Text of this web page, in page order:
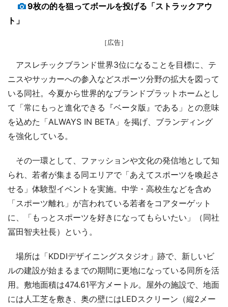
9枚の的を狙ってボールを投げる「ストラックアウ
ト」
［広告］
アスレチックブランド世界3位になることを目標に、テ
ニスやサッカーへの参入などスポーツ分野の拡大を図って
いる同社。今夏から世界的なブランドプラットホームとし
て「常にもっと進化できる『ベータ版』である」との意味
を込めた「ALWAYS IN BETA」を掲げ、ブランディング
を強化している。
その一環として、ファッションや文化の発信地として知
られ、若者が集まる同エリアで「あえてスポーツを喚起さ
せる」体験型イベントを実施。中学・高校生などを含め
「スポーツ離れ」が言われている若者をコアターゲット
に、「もっとスポーツを好きになってもらいたい」（同社
冨田智夫社長）という。
場所は「KDDIデザイニングスタジオ」跡で、新しいビ
ルの建設が始まるまでの期間に更地になっている同所を活
用。敷地面積は474.61平方メートル。屋外の施設で、地面
には人工芝を敷き、奥の壁にはLEDスクリーン（縦2メー